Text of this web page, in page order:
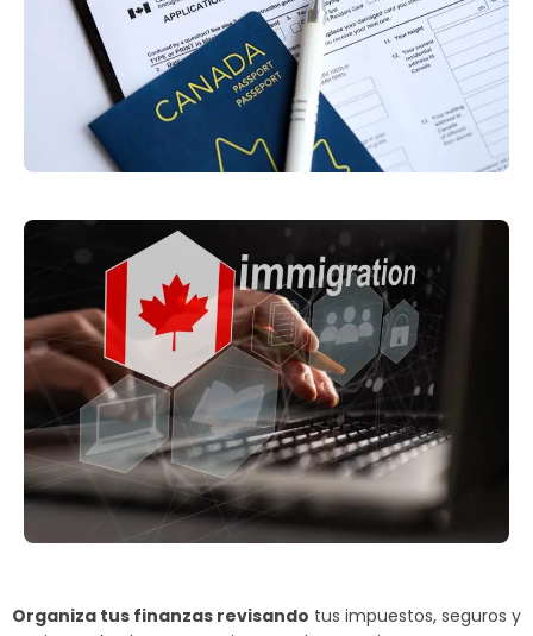
Organiza tus finanzas revisando tus impuestos, seguros y